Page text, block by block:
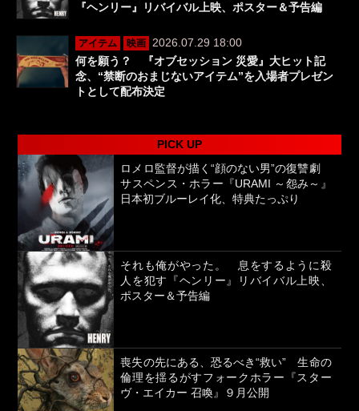
『ヘンリー』リバイバル上映、ポスター＆予告編
アイテム 映画
2026.07.29 18:00
何を願う？ 『オブセッション 災愛』大ヒット記
念、“禁断のおまじないアイテム”を入場者プレゼン
トとして配布決定
PICK UP
ロメロ監督が描く“顔のない男”の復讐劇
サスペンス・ホラー『URAMI ～怨み～』
日本初ブルーレイ化、特典たっぷり
それも俺がやった。 息をするように殺
人を犯す『ヘンリー』リバイバル上映、
ポスター＆予告編
喪失の先にある、恐るべき“救い” 生命の
倫理を揺るがすフォークホラー『スター
ヴ・エイカー 召喚』９月公開